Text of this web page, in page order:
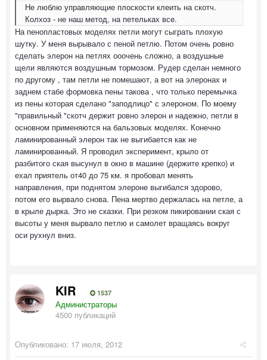
Не люблю управляющие плоскости клеить на скотч.
Колхоз - не наш метод, на петельках все.
На пенопластовых моделях петли могут сыграть плохую
шутку. У меня вырывало с пеной петлю. Потом очень ровно
сделать элерон на петлях ооочень сложно, а воздушные
щели являются воздушным тормозом. Рудер сделан немного
по другому , там петли не помешают, а вот на элеронах и
заднем стабе формовка пены такова , что только перемычка
из пены которая сделано "заподлицо" с элероном. По моему
"правильный "скотч держит ровно элерон и надежно, петли в
основном применяются на бальзовых моделях. Конечно
ламинированный элерон так не выгибается как не
ламинированный. Я проводил эксперимент, крыло от
разбитого ская высунул в окно в машине (держите крепко) и
ехал приятель от40 до 75 км. я пробовал менять
направления, при поднятом элероне выгибался здорово,
потом его вырвало снова. Пена мертво держалась на петле, а
в крыле дырка. Это не сказки. При резком пикировании ская с
высоты у меня вырвало петлю и самолет вращаясь вокруг
оси рухнул вниз.
KIR 1537
Администраторы
4500 публикаций
Опубликовано: 17 июля, 2012